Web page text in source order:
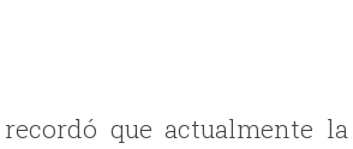
que actualmente la